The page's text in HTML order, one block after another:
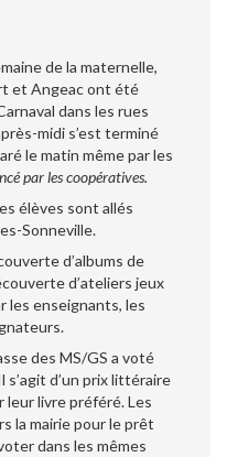
de la maternelle,
et Angeac ont été
dans les rues
midi s’est terminé
le matin même par les
par les coopératives.
élèves sont allés
Sonneville.
d’albums de
d’ateliers jeux
les enseignants, les
des MS/GS a voté
d’un prix littéraire
livre préféré. Les
la mairie pour le prêt
dans les mêmes